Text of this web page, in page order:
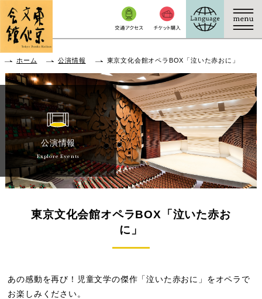
本文へ移動
ホーム 公演情報 東京文化会館オペラBOX「泣いた赤おに」
公演情報
Explore Events
東京文化会館オペラBOX「泣いた赤お
に」
あの感動を再び！児童文学の傑作「泣いた赤おに」をオペラで
お楽しみください。